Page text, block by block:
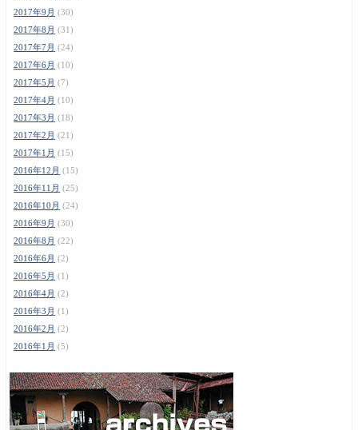
2017年9月 (30)
2017年8月 (31)
2017年7月 (24)
2017年6月 (10)
2017年5月 (7)
2017年4月 (10)
2017年3月 (18)
2017年2月 (21)
2017年1月 (15)
2016年12月 (15)
2016年11月 (25)
2016年10月 (24)
2016年9月 (30)
2016年8月 (22)
2016年6月 (2)
2016年5月 (1)
2016年4月 (2)
2016年3月 (1)
2016年2月 (2)
2016年1月 (5)